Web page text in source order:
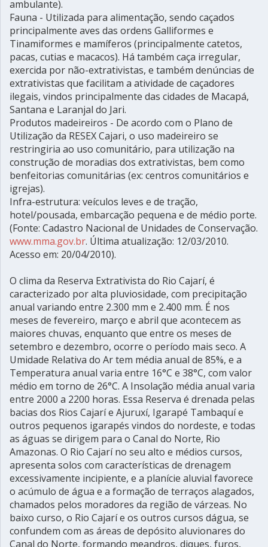
ambulante).
Fauna - Utilizada para alimentação, sendo caçados
principalmente aves das ordens Galliformes e
Tinamiformes e mamíferos (principalmente catetos,
pacas, cutias e macacos). Há também caça irregular,
exercida por não-extrativistas, e também denúncias de
extrativistas que facilitam a atividade de caçadores
ilegais, vindos principalmente das cidades de Macapá,
Santana e Laranjal do Jari.
Produtos madeireiros - De acordo com o Plano de
Utilização da RESEX Cajari, o uso madeireiro se
restringiria ao uso comunitário, para utilização na
construção de moradias dos extrativistas, bem como
benfeitorias comunitárias (ex: centros comunitários e
igrejas).
Infra-estrutura: veículos leves e de tração,
hotel/pousada, embarcação pequena e de médio porte.
(Fonte: Cadastro Nacional de Unidades de Conservação.
www.mma.gov.br. Última atualização: 12/03/2010.
Acesso em: 20/04/2010).
O clima da Reserva Extrativista do Rio Cajarí, é
caracterizado por alta pluviosidade, com precipitação
anual variando entre 2.300 mm e 2.400 mm. É nos
meses de fevereiro, março e abril que acontecem as
maiores chuvas, enquanto que entre os meses de
setembro e dezembro, ocorre o período mais seco. A
Umidade Relativa do Ar tem média anual de 85%, e a
Temperatura anual varia entre 16°C e 38°C, com valor
médio em torno de 26°C. A Insolação média anual varia
entre 2000 a 2200 horas. Essa Reserva é drenada pelas
bacias dos Rios Cajarí e Ajuruxí, Igarapé Tambaquí e
outros pequenos igarapés vindos do nordeste, e todas
as águas se dirigem para o Canal do Norte, Rio
Amazonas. O Rio Cajarí no seu alto e médios cursos,
apresenta solos com características de drenagem
excessivamente incipiente, e a planície aluvial favorece
o acúmulo de água e a formação de terraços alagados,
chamados pelos moradores da região de várzeas. No
baixo curso, o Rio Cajarí e os outros cursos dágua, se
confundem com as áreas de depósito aluvionares do
Canal do Norte, formando meandros, diques, furos,